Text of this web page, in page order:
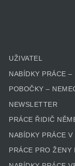
UŽIVATEL
NABÍDKY PRÁCE –
POBOČKY –
NEWSLETTER
PRÁCE ŘIDIČ
NABÍDKY PRÁCE
PRÁCE PRO ŽENY